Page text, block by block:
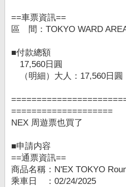
==車票資訊==
區 間：TOKYO WARD
■付款總額
17,560日圓
（明細）大人：17,560日
====================
NEX 周遊票也買了
■申請内容
==通票資訊==
商品名稱：N'EX TOKYO
乘車日 ：02/24/2025